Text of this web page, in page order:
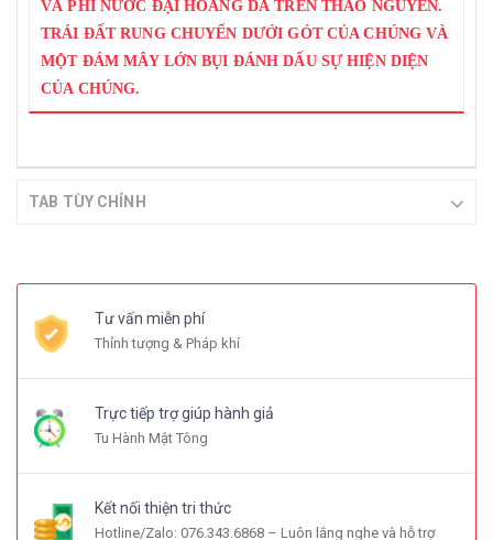
VÀ PHI NƯỚC ĐẠI HOANG DÃ TRÊN THẢO NGUYÊN.
TRÁI ĐẤT RUNG CHUYỂN DƯỚI GÓT CỦA CHÚNG VÀ
MỘT ĐÁM MÂY LỚN BỤI ĐÁNH DẤU SỰ HIỆN DIỆN
CỦA CHÚNG.
TAB TÙY CHỈNH
Tư vấn miễn phí
Thỉnh tượng & Pháp khí
Trực tiếp trợ giúp hành giả
Tu Hành Mật Tông
Kết nối thiện tri thức
Hotline/Zalo: 076.343.6868 – Luôn lắng nghe và hỗ trợ